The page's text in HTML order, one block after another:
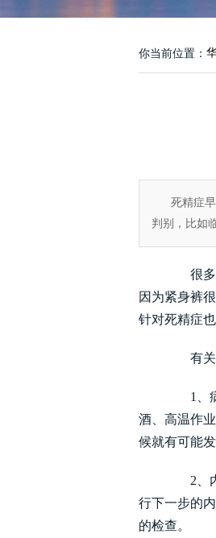
你当前位置：
死精症
判别，比如
很多青
因为紧身裤
针对死精症
有关专
1、病
酒、高温作
候就有可能发
2、内
行下一步的
的检查。